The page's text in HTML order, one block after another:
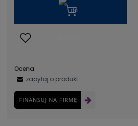
Ocena:
zapytaj o produkt
FINANSUJ NA FIRMĘ